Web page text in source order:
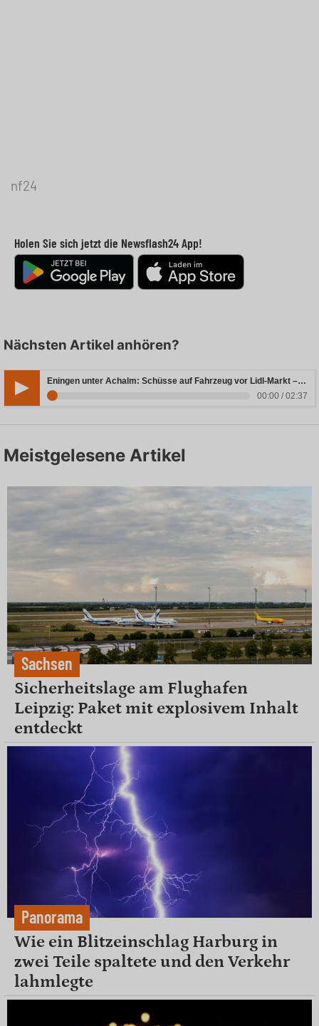
nf24
Holen Sie sich jetzt die Newsflash24 App!
Nächsten Artikel anhören?
Eningen unter Achalm: Schüsse auf Fahrzeug vor Lidl-Markt – Täter weiterhin auf der Flucht
00:00 / 02:37
Meistgelesene Artikel
Sachsen
Sicherheitslage am Flughafen
Leipzig: Paket mit explosivem Inhalt
entdeckt
Panorama
Wie ein Blitzeinschlag Harburg in
zwei Teile spaltete und den Verkehr
lahmlegte